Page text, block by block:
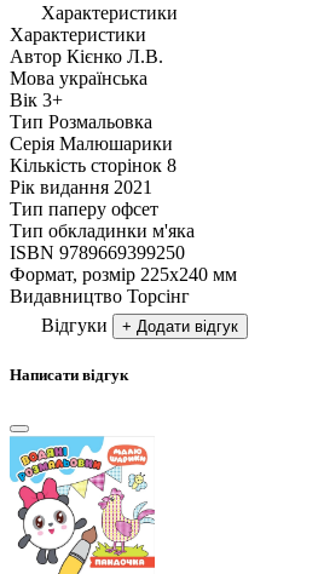
Характеристики
Характеристики
Автор Кієнко Л.В.
Мова українська
Вік 3+
Тип Розмальовка
Серія Малюшарики
Кількість сторінок 8
Рік видання 2021
Тип паперу офсет
Тип обкладинки м'яка
ISBN 9789669399250
Формат, розмір 225х240 мм
Видавництво Торсiнг
Відгуки
+ Додати відгук
Написати відгук